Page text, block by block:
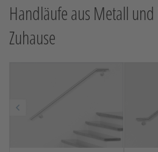
Handläufe aus Metall
Zuhause